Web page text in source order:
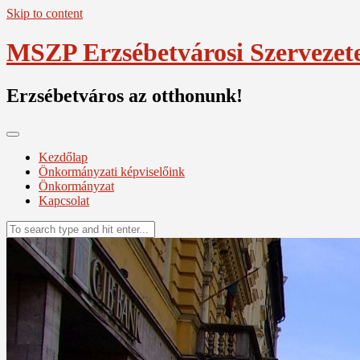
Skip to content
MSZP Erzsébetvárosi
Erzsébetváros az otthonunk!
Kezdőlap
Önkormányzati képviselőink
Önkormányzat
Kapcsolat